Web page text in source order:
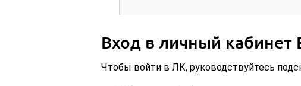
Вход в личный кабинет
Чтобы войти в ЛК, руководствуйтесь